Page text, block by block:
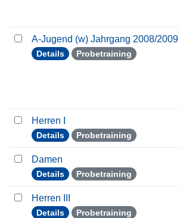
A-Jugend (w) Jahrgang 2008/2009
Details Probetraining
Herren I
Details Probetraining
Damen
Details Probetraining
Herren III
Details Probetraining